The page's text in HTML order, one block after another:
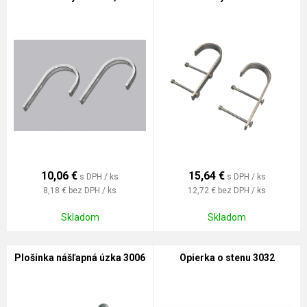
10,06 € s DPH / ks
8,18 € bez DPH / ks
Skladom
15,64 € s DPH / ks
12,72 € bez DPH / ks
Skladom
Plošinka nášľapná úzka 3006 Opierka o stenu 3032